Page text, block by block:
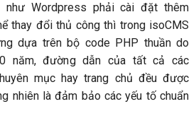
như Wordpress phải cài đặt thêm
thay đổi thủ công thì trong isoCMS
dựa trên bộ code PHP thuần do
năm, đường dẫn của tất cả các
mục hay trang chủ đều được
nhiên là đảm bảo các yếu tố chuẩn